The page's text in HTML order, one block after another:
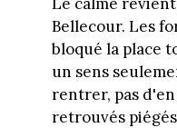
Bellecour. Les
bloqué la place
un sens
rentrer, pas
retrouvés